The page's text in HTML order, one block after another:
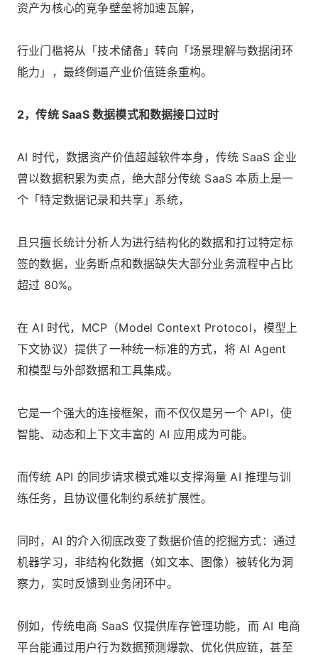
资产为核心的竞争壁垒将加速瓦解，
行业门槛将从「技术储备」转向「场景理解与数据闭环
能力」，最终倒逼产业价值链条重构。
2，传统 SaaS 数据模式和数据接口过时
AI 时代，数据资产价值超越软件本身，传统 SaaS 企业
曾以数据积累为卖点，绝大部分传统 SaaS 本质上是一
个「特定数据记录和共享」系统，
且只擅长统计分析人为进行结构化的数据和打过特定标
签的数据，业务断点和数据缺失大部分业务流程中占比
超过 80%。
在 AI 时代，MCP（Model Context Protocol，模型上
下文协议）提供了一种统一标准的方式，将 AI Agent
和模型与外部数据和工具集成。
它是一个强大的连接框架，而不仅仅是另一个 API，使
智能、动态和上下文丰富的 AI 应用成为可能。
而传统 API 的同步请求模式难以支撑海量 AI 推理与训
练任务，且协议僵化制约系统扩展性。
同时，AI 的介入彻底改变了数据价值的挖掘方式：通过
机器学习，非结构化数据（如文本、图像）被转化为洞
察力，实时反馈到业务闭环中。
例如，传统电商 SaaS 仅提供库存管理功能，而 AI 电商
平台能通过用户行为数据预测爆款、优化供应链，甚至